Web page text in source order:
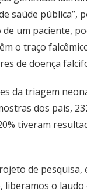
saúde pública”,
um paciente,
o traço
de doença
da triagem
dos pais,
tiveram
de pesquisa,
o laudo